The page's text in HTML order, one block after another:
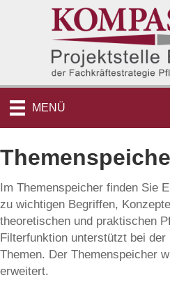
MENÜ
Im Themenspeicher finden Sie
zu wichtigen Begriffen,
theoretischen und praktischen
Filterfunktion unterstützt bei
Themen. Der Themenspeicher
erweitert.